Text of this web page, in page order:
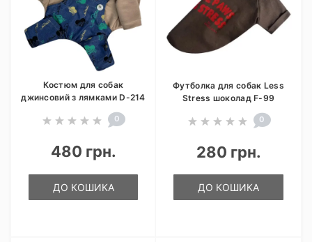
Костюм для собак
джинсовий з лямками D-214
0
480 грн.
ДО КОШИКА
Футболка для собак Less
Stress шоколад F-99
0
280 грн.
ДО КОШИКА